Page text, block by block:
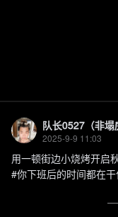
队长0527（非塌
2025-9-9 11:03
用一顿街边小烧烤开启
#你下班后的时间都在